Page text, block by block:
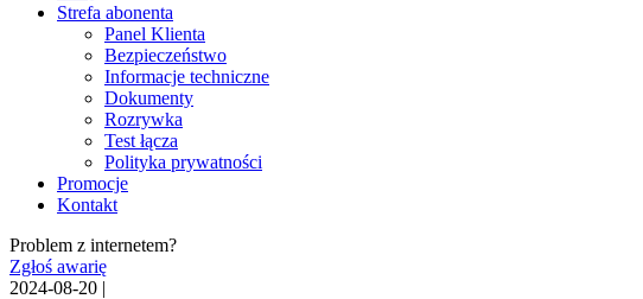
Strefa abonenta
Panel Klienta
Bezpieczeństwo
Informacje techniczne
Dokumenty
Rozrywka
Test łącza
Polityka prywatności
Promocje
Kontakt
Problem z internetem?
Zgłoś awarię
2024-08-20 |